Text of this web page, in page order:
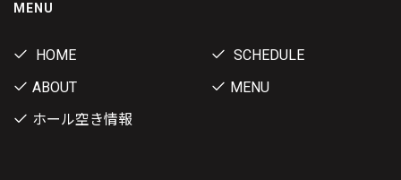
MENU
HOME
SCHEDULE
ABOUT
MENU
ホール空き情報